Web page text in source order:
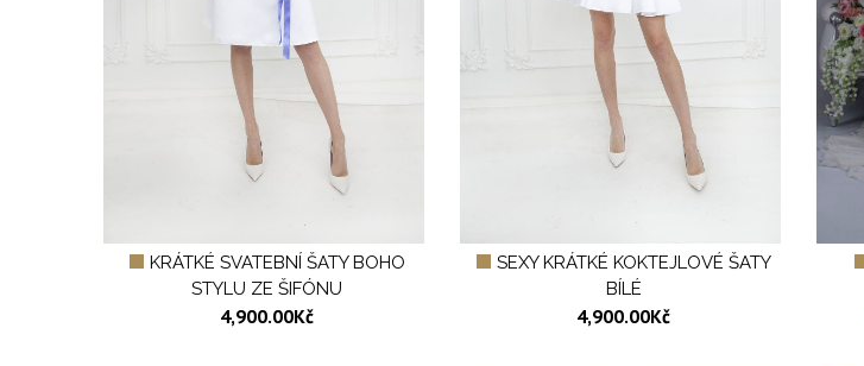
KRÁTKÉ SVATEBNÍ ŠATY BOHO
STYLU ZE ŠIFÓNU
4,900.00Kč
SEXY KRÁTKÉ KOKTEJLOVÉ ŠATY
BÍLÉ
4,900.00Kč